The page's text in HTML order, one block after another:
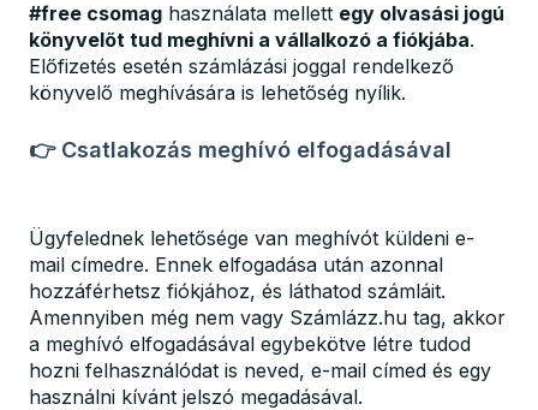
#free csomag használata mellett egy olvasási jogú
könyvelőt tud meghívni a vállalkozó a fiókjába.
Előfizetés esetén számlázási joggal rendelkező
könyvelő meghívására is lehetőség nyílik.
👉 Csatlakozás meghívó elfogadásával
Ügyfelednek lehetősége van meghívót küldeni e-
mail címedre. Ennek elfogadása után azonnal
hozzáférhetsz fiókjához, és láthatod számláit.
Amennyiben még nem vagy Számlázz.hu tag, akkor
a meghívó elfogadásával egybekötve létre tudod
hozni felhasználódat is neved, e-mail címed és egy
használni kívánt jelszó megadásával.